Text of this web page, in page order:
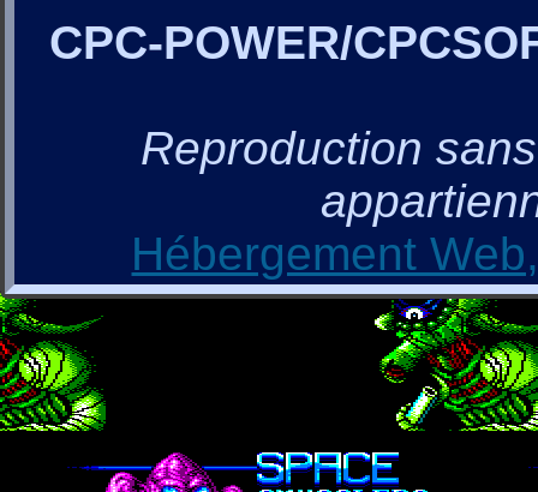
CPC-POWER/
Reproduction
Hébergement